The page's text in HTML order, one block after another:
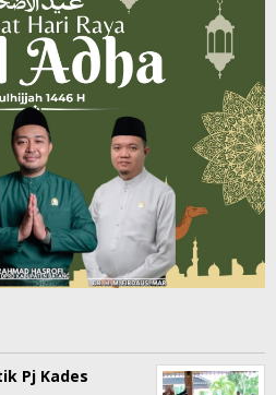
Pj Kades